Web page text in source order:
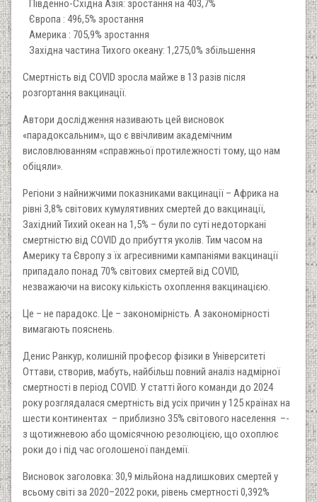
Південно-Східна Азія: зростання на 403,7%
Європа : 496,5% зростання
Америка : 705,9% зростання
Західна частина Тихого океану: 1,275,0% збільшення
Смертність від COVID зросла майже в 13 разів після
розгортання вакцинації.
Автори дослідження називають цей висновок
«парадоксальним», що є ввічливим академічним
висловлюванням «справжньої протилежності тому, що нам
обіцяли».
Регіони з найнижчими показниками вакцинації – Африка на
рівні 3,8% світових кумулятивних смертей до вакцинації,
Західний Тихий океан на 1,5% – були по суті недоторкані
смертністю від COVID до прибуття уколів. Тим часом на
Америку та Європу з їх агресивними кампаніями вакцинації
припадало понад 70% світових смертей від COVID,
незважаючи на високу кількість охоплення вакцинацією.
Це – не парадокс. Це – закономірність. А закономірності
вимагають пояснень.
Денис Ранкур, колишній професор фізики в Університеті
Оттави, створив, мабуть, найбільш повний аналіз надмірної
смертності в період COVID. У статті його команди до 2024
року розглядалася смертність від усіх причин у 125 країнах на
шести континентах – приблизно 35% світового населення –-
з щотижневою або щомісячною резолюцією, що охоплює
роки до і під час оголошеної пандемії.
Висновок заголовка: 30,9 мільйона надлишкових смертей у
всьому світі за 2020–2022 роки, рівень смертності 0,392%